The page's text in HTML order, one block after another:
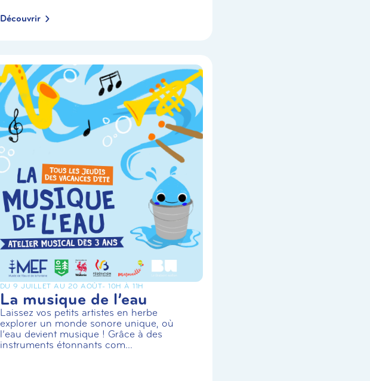
Découvrir
DU 9 JUILLET AU 20 AOÛT- 10H À 11H
La musique de l’eau
Laissez vos petits artistes en herbe
explorer un monde sonore unique, où
l’eau devient musique ! Grâce à des
instruments étonnants com...